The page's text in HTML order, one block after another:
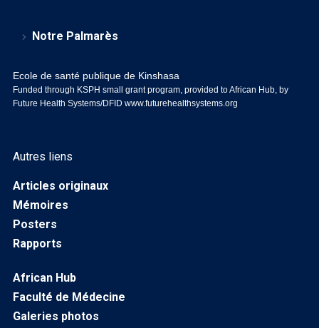
Notre Palmarès
Ecole de santé publique de Kinshasa
Funded through KSPH small grant program, provided to African Hub, by
Future Health Systems/DFID www.futurehealthsystems.org
Autres liens
Articles originaux
Mémoires
Posters
Rapports
African Hub
Faculté de Médecine
Galeries photos